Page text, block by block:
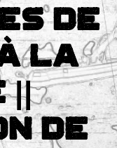
De
La
||
De